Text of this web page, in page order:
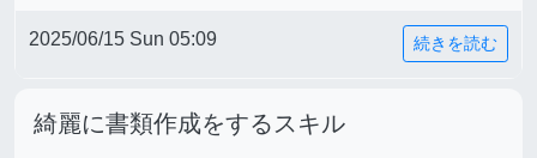
2025/06/15 Sun 05:09 続きを読む
綺麗に書類作成をするスキル